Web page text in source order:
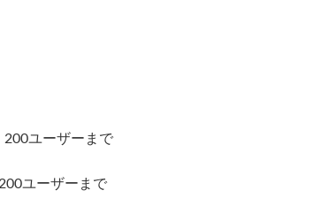
ユーザーまで
ユーザーまで